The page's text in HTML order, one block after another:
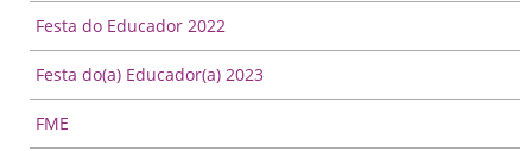
Festa do Educador 2022
Festa do(a) Educador(a) 2023
FME